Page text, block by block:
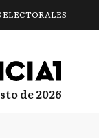
ELECTORALES
de 2026